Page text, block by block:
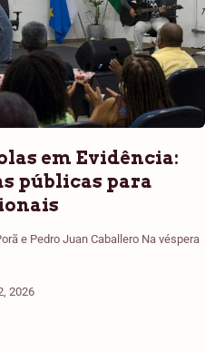
em Evidência:
públicas para
e Pedro Juan Caballero Na véspera
2026